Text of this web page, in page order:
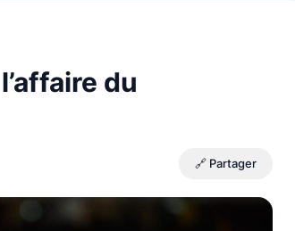
du
🔗 Partager